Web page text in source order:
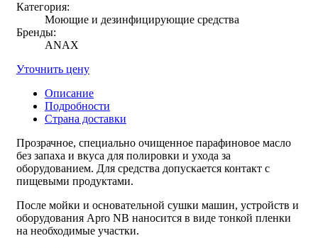
Категория:
Моющие и дезинфицирующие средства
Бренды:
ANAX
Уточнить цену
Описание
Подробности
Страна доставки
Прозрачное, специально очищенное парафиновое масло
без запаха и вкуса для полировки и ухода за
оборудованием. Для средства допускается контакт с
пищевыми продуктами.
После мойки и основательной сушки машин, устройств и
оборудования Apro NB наносится в виде тонкой пленки
на необходимые участки.